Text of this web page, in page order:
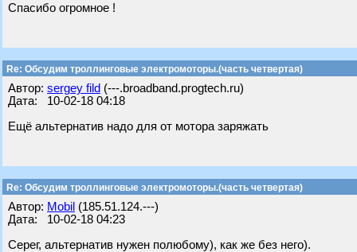
Спасибо огромное !
Re: Обсудим троллинговые электромоторы.(часть четвертая)
Автор: sergey fild (---.broadband.progtech.ru)
Дата: 10-02-18 04:18
Ещё альтернатив надо для от мотора заряжать
Re: Обсудим троллинговые электромоторы.(часть четвертая)
Автор: Mobil (185.51.124.---)
Дата: 10-02-18 04:23
Серег, альтернатив нужен полюбому), как же без него).